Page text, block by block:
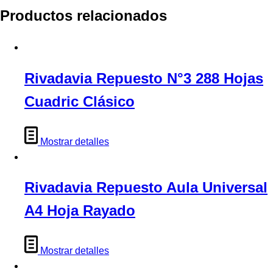
Productos relacionados
Rivadavia Repuesto N°3 288 Hojas
Cuadric Clásico
Mostrar detalles
Rivadavia Repuesto Aula Universal
A4 Hoja Rayado
Mostrar detalles